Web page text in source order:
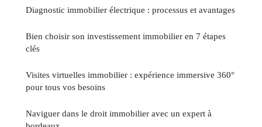
Diagnostic immobilier électrique : processus et avantages
Bien choisir son investissement immobilier en 7 étapes
clés
Visites virtuelles immobilier : expérience immersive 360°
pour tous vos besoins
Naviguer dans le droit immobilier avec un expert à